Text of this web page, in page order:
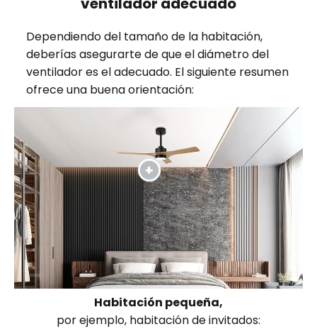
Dependiendo del tamaño de la habitación,
deberías asegurarte de que el diámetro del
ventilador es el adecuado. El siguiente resumen
ofrece una buena orientación:
Habitación pequeña,
por ejemplo, habitación de invitados: